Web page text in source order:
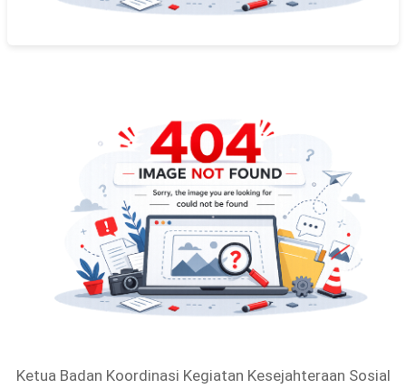
Ketua Badan Koordinasi Kegiatan Kesejahteraan Sosial